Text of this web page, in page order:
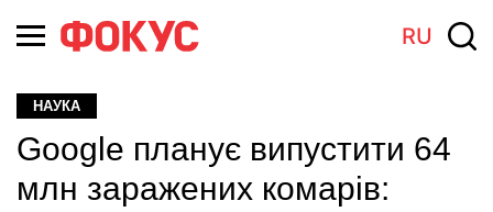
RU
НАУКА
Google планує випустити 64
млн заражених комарів: